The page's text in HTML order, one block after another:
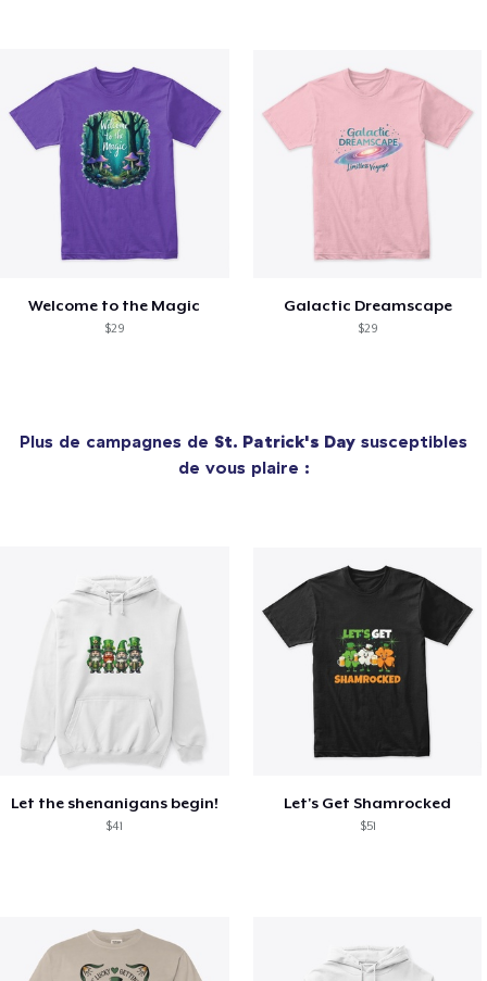
Welcome to the Magic
$29
Galactic Dreamscape
$29
Plus de campagnes de St. Patrick's Day susceptibles
de vous plaire :
Let the shenanigans begin!
$41
Let's Get Shamrocked
$51